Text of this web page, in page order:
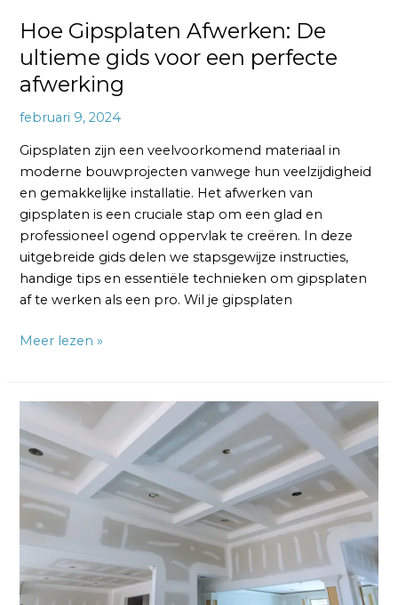
Hoe Gipsplaten Afwerken: De
ultieme gids voor een perfecte
afwerking
februari 9, 2024
Gipsplaten zijn een veelvoorkomend materiaal in
moderne bouwprojecten vanwege hun veelzijdigheid
en gemakkelijke installatie. Het afwerken van
gipsplaten is een cruciale stap om een glad en
professioneel ogend oppervlak te creëren. In deze
uitgebreide gids delen we stapsgewijze instructies,
handige tips en essentiële technieken om gipsplaten
af te werken als een pro. Wil je gipsplaten
Meer lezen »
Plafond
Afwerken:
Tips
en
Stappenplan